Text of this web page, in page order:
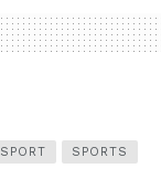
SPORT SPORTS